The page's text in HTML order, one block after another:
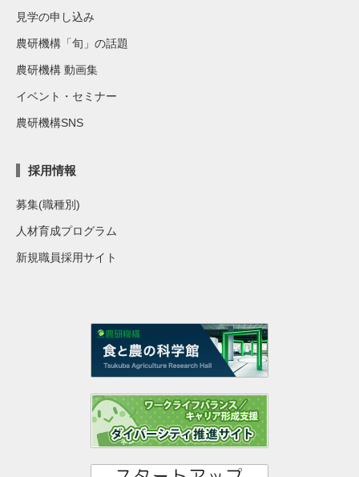
見学の申し込み
農研機構「旬」の話題
農研機構 動画集
イベント・セミナー
農研機構SNS
採用情報
募集(職種別)
人材育成プログラム
新規職員採用サイト